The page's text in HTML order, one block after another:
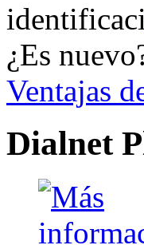
¿Es
Ventajas
Dialnet